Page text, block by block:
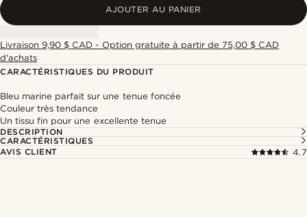
AJOUTER AU PANIER
Livraison 9,90 $ CAD - Option gratuite à partir de 75,00 $ CAD
d'achats
CARACTÉRISTIQUES DU PRODUIT
Bleu marine parfait sur une tenue foncée
Couleur très tendance
Un tissu fin pour une excellente tenue
DESCRIPTION
CARACTÉRISTIQUES
AVIS CLIENT
4.7